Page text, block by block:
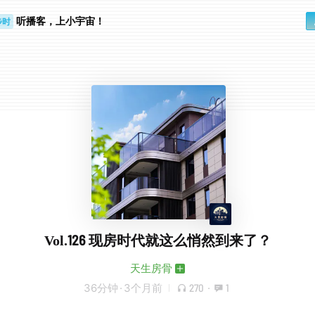
时 听播客，上小宇宙！
Vol.126 现房时代就这么悄然到来了？
天生房骨
36分钟 · 3个月前 270 · 1